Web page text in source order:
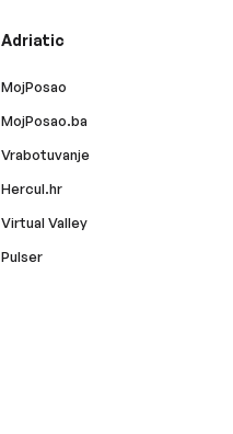
Adriatic
MojPosao
MojPosao.ba
Vrabotuvanje
Hercul.hr
Virtual Valley
Pulser